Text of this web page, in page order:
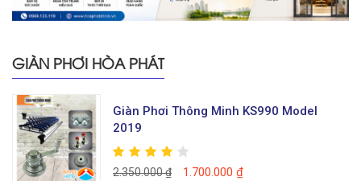
GIÀN PHƠI HÒA PHÁT
Giàn Phơi Thông Minh KS990 Model
2019
2.350.000₫ 1.700.000 ₫